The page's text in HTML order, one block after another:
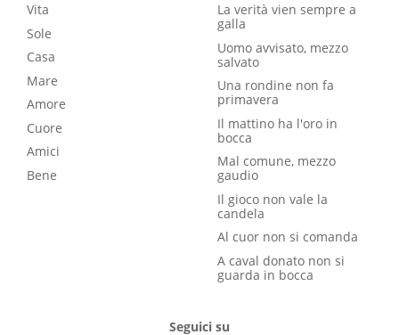
Vita
Sole
Casa
Mare
Amore
Cuore
Amici
Bene
La verità vien sempre a
galla
Uomo avvisato, mezzo
salvato
Una rondine non fa
primavera
Il mattino ha l'oro in
bocca
Mal comune, mezzo
gaudio
Il gioco non vale la
candela
Al cuor non si comanda
A caval donato non si
guarda in bocca
Seguici su